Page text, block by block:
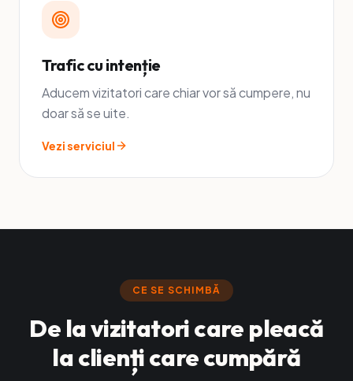
Trafic cu intenție
Aducem vizitatori care chiar vor să cumpere, nu
doar să se uite.
Vezi serviciul
CE SE SCHIMBĂ
De la vizitatori care pleacă
la clienți care cumpără